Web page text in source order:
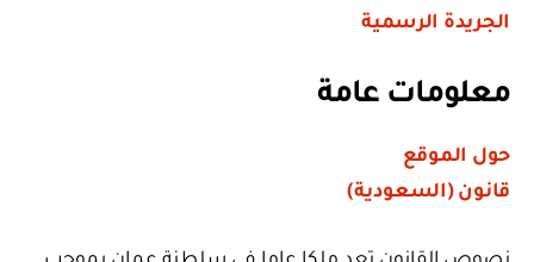
الجريدة الرسمية
معلومات عامة
حول الموقع
قانون (السعودية)